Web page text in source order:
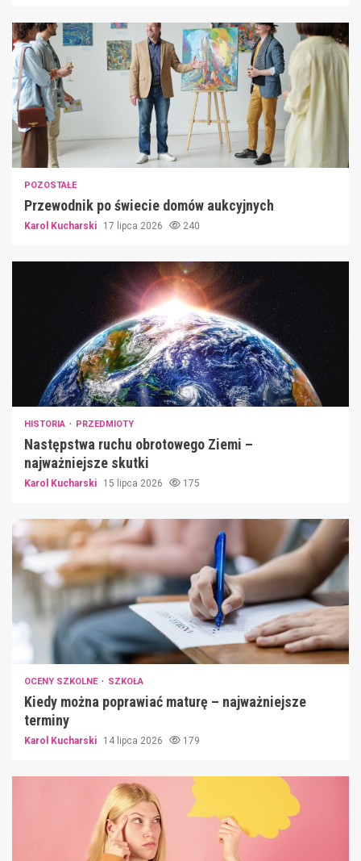
POZOSTAŁE
Przewodnik po świecie domów aukcyjnych
Karol Kucharski 17 lipca 2026 240
HISTORIA PRZEDMIOTY
Następstwa ruchu obrotowego Ziemi –
najważniejsze skutki
Karol Kucharski 15 lipca 2026 175
OCENY SZKOLNE SZKOŁA
Kiedy można poprawiać maturę – najważniejsze
terminy
Karol Kucharski 14 lipca 2026 179